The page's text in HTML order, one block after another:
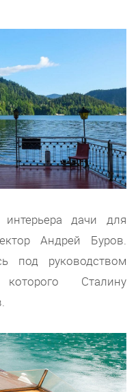
дачи для
Андрей Буров.
под руководством
Сталину